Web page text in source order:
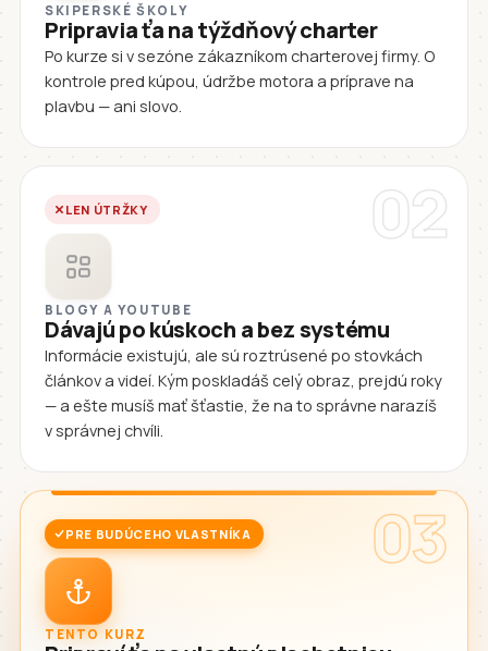
SKIPERSKÉ ŠKOLY
Pripravia ťa na týždňový charter
Po kurze si v sezóne zákazníkom charterovej firmy. O
kontrole pred kúpou, údržbe motora a príprave na
plavbu — ani slovo.
02
LEN ÚTRŽKY
BLOGY A YOUTUBE
Dávajú po kúskoch a bez systému
Informácie existujú, ale sú roztrúsené po stovkách
článkov a videí. Kým poskladáš celý obraz, prejdú roky
— a ešte musíš mať šťastie, že na to správne narazíš
v správnej chvíli.
03
PRE BUDÚCEHO VLASTNÍKA
TENTO KURZ